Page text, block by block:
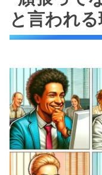
と言われ